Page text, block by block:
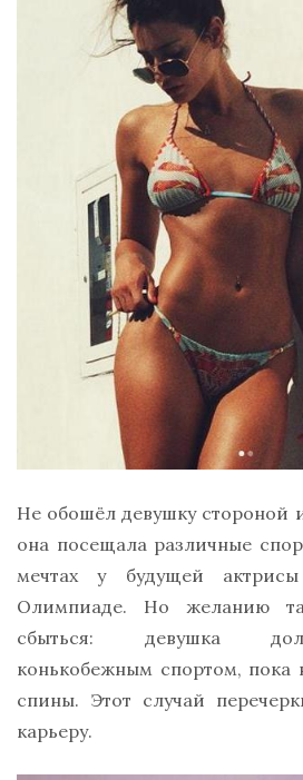
Не обошёл девушку стороной
она посещала различные
мечтах у будущей
Олимпиаде. Но желанию
сбыться: девушка
конькобежным спортом, пока
спины. Этот случай
карьеру.